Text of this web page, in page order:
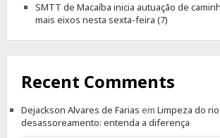
SMTT de Macaíba inicia autuação de
mais eixos nesta sexta-feira (7)
Recent Comments
Dejackson Alvares de Farias em Limpeza do
desassoreamento: entenda a diferença